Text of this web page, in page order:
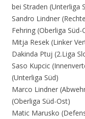
bei Straden (Unterliga
Sandro Lindner
Fehring (Oberliga Süd-
Mitja Resek (Linker
Dakinda Ptuj (2.Liga
Saso Kupcic
(Unterliga Süd)
Marco Lindner
(Oberliga Süd-Ost)
Matic Marusko